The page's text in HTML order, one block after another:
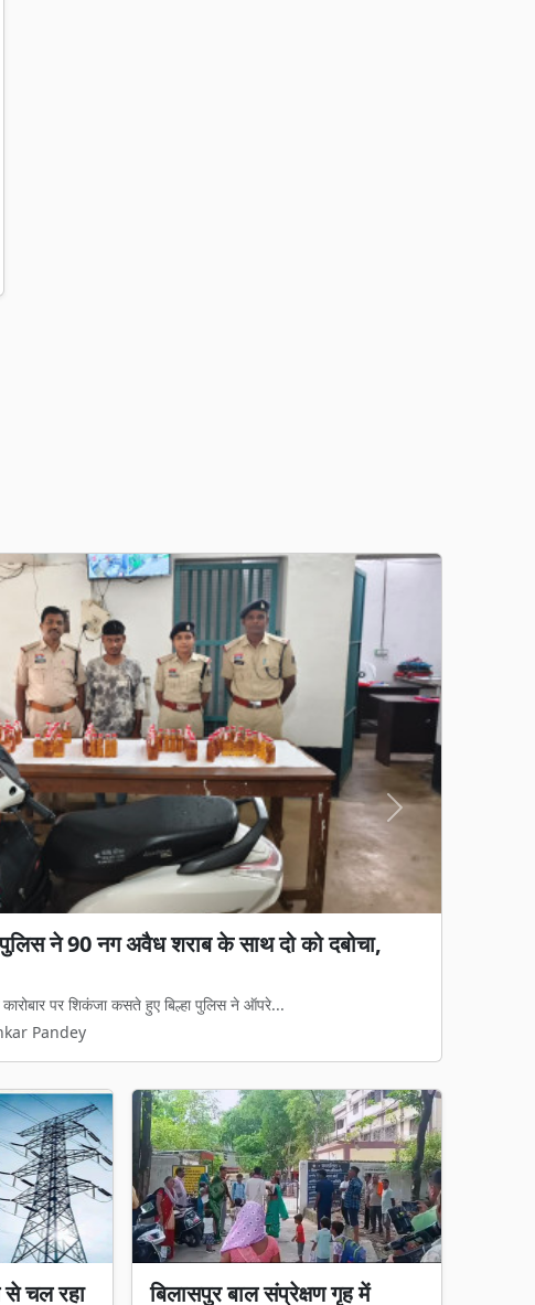
ने 90 नग अवैध शराब के साथ दो को दबोचा,
पर शिकंजा कसते हुए बिल्हा पुलिस ने ऑपरे...
Pandey
Next
चल रहा बिलासपुर बाल संप्रेक्षण गृह में